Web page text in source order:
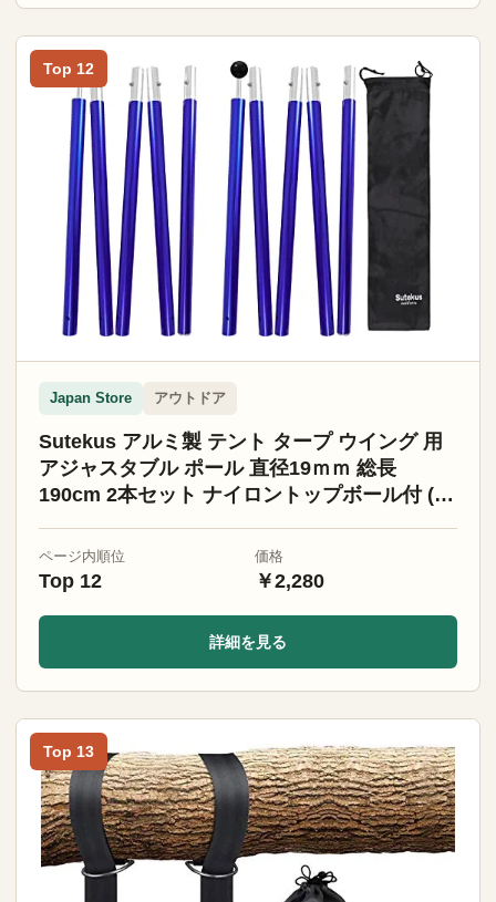
Top 12
Japan Store アウトドア
Sutekus アルミ製 テント タープ ウイング 用
アジャスタブル ポール 直径19ｍｍ 総長
190cm 2本セット ナイロントップボール付 (ブ
ページ内順位
Top 12
価格
￥2,280
詳細を見る
Top 13